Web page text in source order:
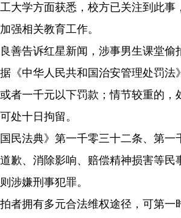
大学方面获悉，校方已关注到此
强相关教育工作。
善告诉红星新闻，涉事男生课堂
《中华人民共和国治安管理处罚法
者一千元以下罚款；情节较重的
处十日拘留。
民法典》第一千零三十二条、第
歉、消除影响、赔偿精神损害等
涉嫌刑事犯罪。
者拥有多元合法维权途径，可第